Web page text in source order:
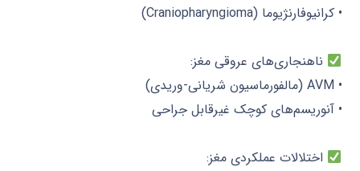
• کرانیوفارنژیوما (Craniopharyngioma)
ناهنجاری‌های عروقی مغز:
• AVM (مالفورماسیون شریانی-وریدی)
• آنوریسم‌های کوچک غیرقابل جراحی
اختلالات عملکردی مغز: